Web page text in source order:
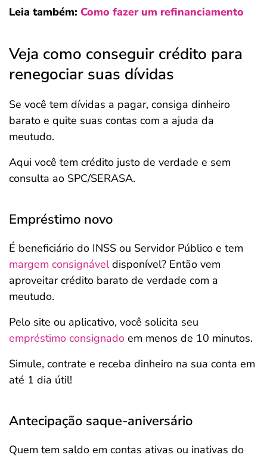
Leia também: Como fazer um refinanciamento
Veja como conseguir crédito para
renegociar suas dívidas
Se você tem dívidas a pagar, consiga dinheiro
barato e quite suas contas com a ajuda da
meutudo.
Aqui você tem crédito justo de verdade e sem
consulta ao SPC/SERASA.
Empréstimo novo
É beneficiário do INSS ou Servidor Público e tem
margem consignáveldisponível? Então vem
aproveitar crédito barato de verdade com a
meutudo.
Pelo site ou aplicativo, você solicita seu
empréstimo consignado em menos de 10 minutos.
Simule, contrate e receba dinheiro na sua conta em
até 1 dia útil!
Antecipação saque-aniversário
Quem tem saldo em contas ativas ou inativas do